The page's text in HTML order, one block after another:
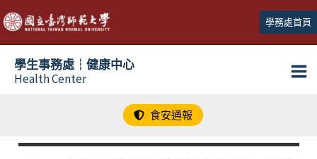
跳
至
主
學務處首頁
學生事務處┆健康中心
Health Center
食安通報